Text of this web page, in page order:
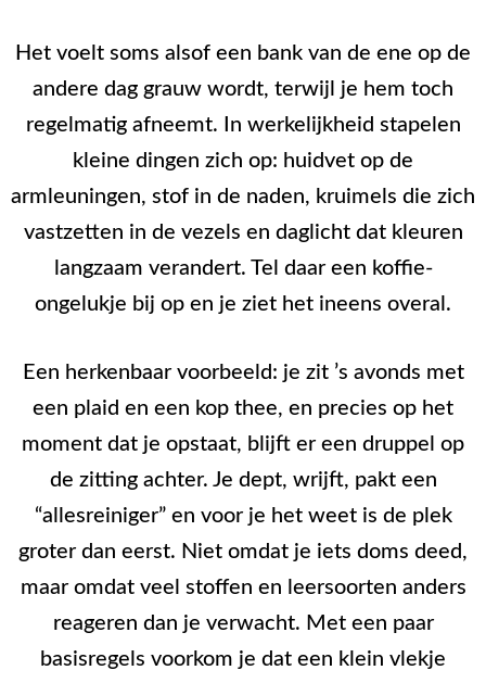
Het voelt soms alsof een bank van de ene op de
andere dag grauw wordt, terwijl je hem toch
regelmatig afneemt. In werkelijkheid stapelen
kleine dingen zich op: huidvet op de
armleuningen, stof in de naden, kruimels die zich
vastzetten in de vezels en daglicht dat kleuren
langzaam verandert. Tel daar een koffie-
ongelukje bij op en je ziet het ineens overal.
Een herkenbaar voorbeeld: je zit ’s avonds met
een plaid en een kop thee, en precies op het
moment dat je opstaat, blijft er een druppel op
de zitting achter. Je dept, wrijft, pakt een
“allesreiniger” en voor je het weet is de plek
groter dan eerst. Niet omdat je iets doms deed,
maar omdat veel stoffen en leersoorten anders
reageren dan je verwacht. Met een paar
basisregels voorkom je dat een klein vlekje